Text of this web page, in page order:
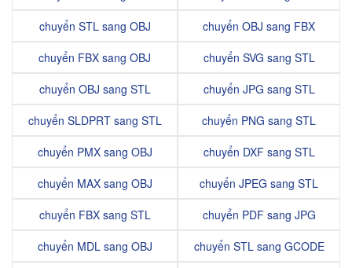
chuyển STL sang OBJ
chuyển FBX sang OBJ
chuyển OBJ sang STL
chuyển SLDPRT sang STL
chuyển PMX sang OBJ
chuyển MAX sang OBJ
chuyển FBX sang STL
chuyển MDL sang OBJ
chuyển OBJ sang FBX
chuyển SVG sang STL
chuyển JPG sang STL
chuyển PNG sang STL
chuyển DXF sang STL
chuyển JPEG sang STL
chuyển PDF sang JPG
chuyển STL sang GCODE